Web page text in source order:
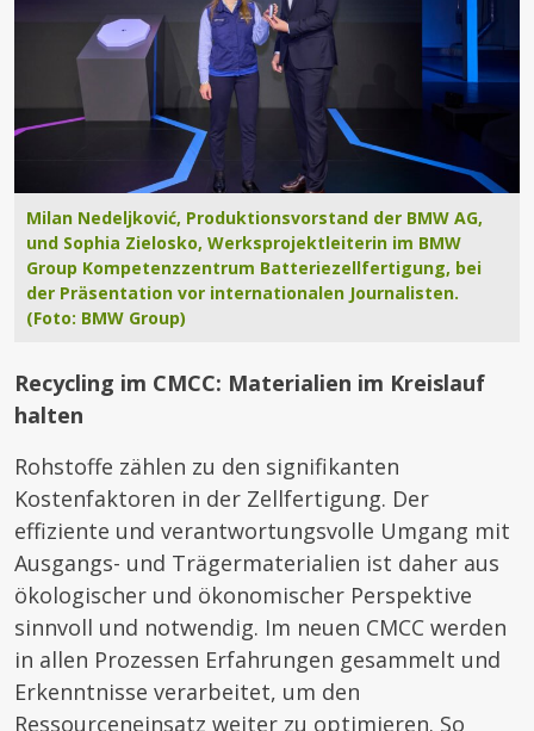
Milan Nedeljković, Produktionsvorstand der BMW AG,
und Sophia Zielosko, Werksprojektleiterin im BMW
Group Kompetenzzentrum Batteriezellfertigung, bei
der Präsentation vor internationalen Journalisten.
(Foto: BMW Group)
Recycling im CMCC: Materialien im Kreislauf
halten
Rohstoffe zählen zu den signifikanten
Kostenfaktoren in der Zellfertigung. Der
effiziente und verantwortungsvolle Umgang mit
Ausgangs- und Trägermaterialien ist daher aus
ökologischer und ökonomischer Perspektive
sinnvoll und notwendig. Im neuen CMCC werden
in allen Prozessen Erfahrungen gesammelt und
Erkenntnisse verarbeitet, um den
Ressourceneinsatz weiter zu optimieren. So